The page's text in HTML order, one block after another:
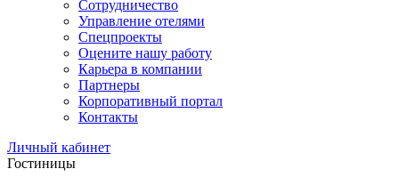
Сотрудничество
Управление отелями
Спецпроекты
Оцените нашу работу
Карьера в компании
Партнеры
Корпоративный портал
Контакты
Личный кабинет
Гостиницы